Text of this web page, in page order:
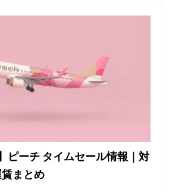
ピーチ タイムセール情報｜対
まとめ